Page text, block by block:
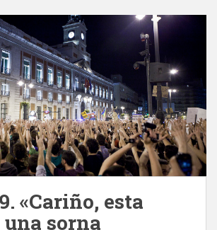
«Cariño, esta
sorna